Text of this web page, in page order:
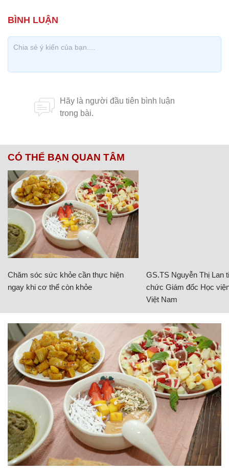
CÓ THỂ BẠN QUAN TÂM
Chăm sóc sức khỏe cần thực hiện
ngay khi cơ thể còn khỏe
GS.TS Nguyễn Thị Lan
chức Giám đốc Học
Việt Nam